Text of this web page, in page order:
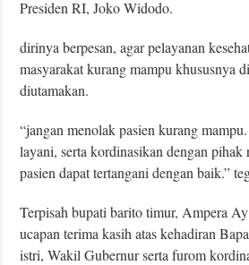
Presiden RI, Joko Widodo.
dirinya berpesan, agar pelayanan
masyarakat kurang mampu khususnya
diutamakan.
“jangan menolak pasien kurang
layani, serta kordinasikan dengan pihak
pasien dapat tertangani dengan baik.”
Terpisah bupati barito timur, Ampera
ucapan terima kasih atas kehadiran
istri, Wakil Gubernur serta furom